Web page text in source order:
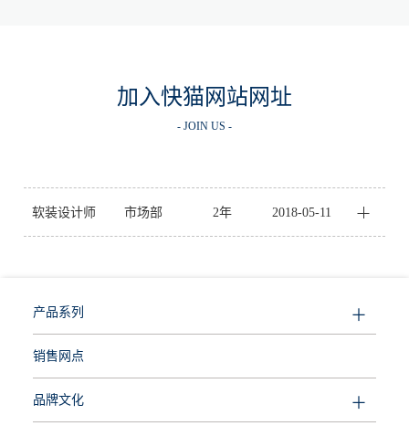
加入快猫网站网址
- JOIN US -
软装设计师 市场部 2年 2018-05-11
产品系列
销售网点
品牌文化